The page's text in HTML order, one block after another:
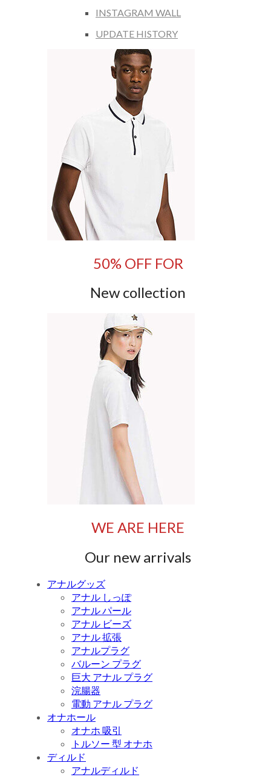
INSTAGRAM WALL
UPDATE HISTORY
50% OFF FOR
New collection
WE ARE HERE
Our new arrivals
アナルグッズ
アナル しっぽ
アナル パール
アナル ビーズ
アナル 拡張
アナルプラグ
バルーン プラグ
巨大 アナル プラグ
浣腸器
電動 アナル プラグ
オナホール
オナホ 吸引
トルソー 型 オナホ
ディルド
アナルディルド